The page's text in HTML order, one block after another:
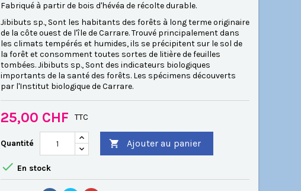
Fabriqué à partir de bois d'hévéa de récolte durable.
Jibibuts sp., Sont les habitants des forêts à long terme originaire
de la côte ouest de l'île de Carrare. Trouvé principalement dans
les climats tempérés et humides, ils se précipitent sur le sol de
la forêt et consomment toutes sortes de litière de feuilles
tombées. Jibibuts sp., Sont des indicateurs biologiques
importants de la santé des forêts. Les spécimens découverts
par l'Institut biologique de Carrare.
25,00 CHF TTC
Quantité  Ajouter au panier
 En stock